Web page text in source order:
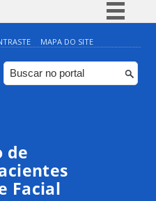
Simplifique!
Comunica BR
Participe
MAPA DO SITE
de
Facial